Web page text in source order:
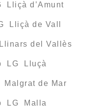
Lliçà d’Amunt
Lliçà de Vall
del Vallès
LG Lluçà
de Mar
LG Malla